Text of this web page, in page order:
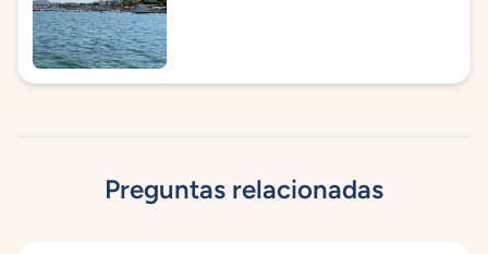
Preguntas relacionadas